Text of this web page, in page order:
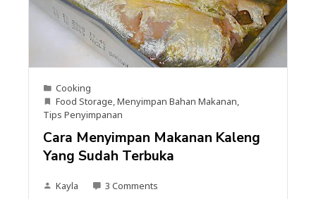
Cooking
Food Storage,Menyimpan Bahan Makanan,
Tips Penyimpanan
Cara Menyimpan Makanan Kaleng
Yang Sudah Terbuka
Kayla 3 Comments